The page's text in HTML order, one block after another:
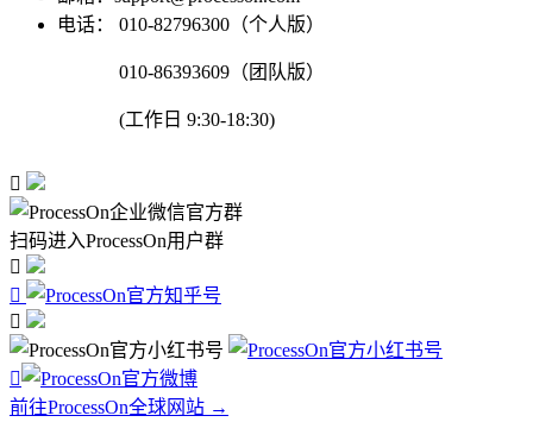
电话：
010-82796300（个人版）
010-86393609（团队版）
(工作日 9:30-18:30)

扫码进入ProcessOn用户群




前往ProcessOn全球网站 →